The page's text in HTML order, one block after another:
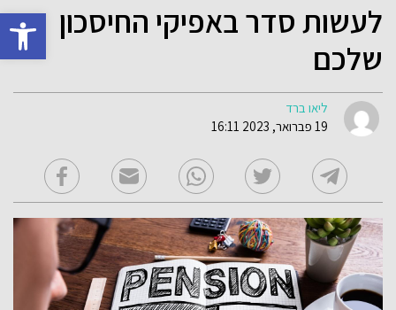
פתח לעשות סדר באפיקי החיסכון
שלכם
ליאו ברד
19 פברואר, 2023 16:11